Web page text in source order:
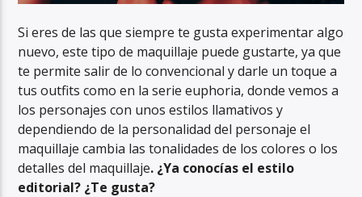
Si eres de las que siempre te gusta experimentar algo
nuevo, este tipo de maquillaje puede gustarte, ya que
te permite salir de lo convencional y darle un toque a
tus outfits como en la serie euphoria, donde vemos a
los personajes con unos estilos llamativos y
dependiendo de la personalidad del personaje el
maquillaje cambia las tonalidades de los colores o los
detalles del maquillaje. ¿Ya conocías el estilo
editorial? ¿Te gusta?